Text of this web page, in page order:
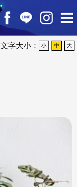
文字大小： 小 中 大